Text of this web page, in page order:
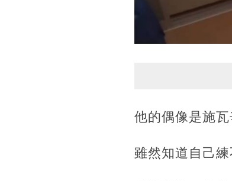
他的偶像是施
雖然知道自己